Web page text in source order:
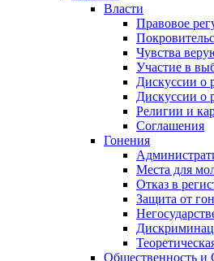
Власти
Правовое
Чувства
Участие в
Дискуссии о
Дискуссии о
Религии и
Соглашения
Гонения
Места для
Отказ в
Защита от
Общественность